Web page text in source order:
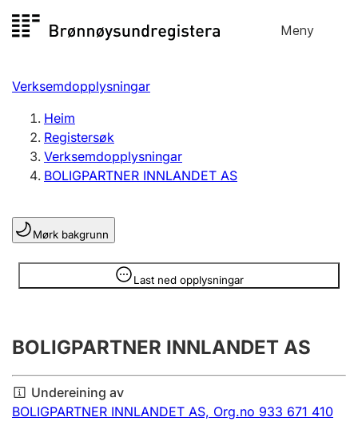
til
Meny
Registersøk
Aksjeselskap
Enkeltpersonføretak
Registrere, endre, slette
Lag og foreining
Registrere, endre, slette
Årsrekneskap
Innsending og forseinkingsgebyr
Verksemdopplysningar
Heim
Registersøk
Verksemdopplysningar
BOLIGPARTNER INNLANDET AS
Mørk bakgrunn
Last ned opplysningar
Opplysninger er skjult
BOLIGPARTNER INNLANDET AS
Undereining av
BOLIGPARTNER INNLANDET AS, Org.no 933 671 410